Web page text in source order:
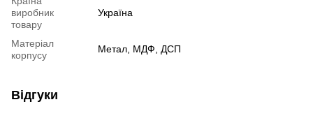
виробник
товару
Україна
Матеріал
корпусу
Метал, МДФ, ДСП
Відгуки